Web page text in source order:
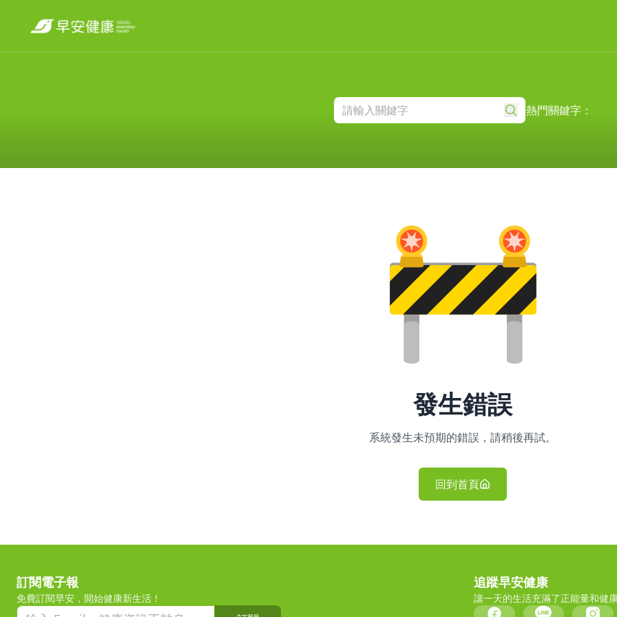
熱門關鍵字：
發生錯誤
系統發生未預期的錯誤，請稍後再試。
回到首頁
訂閱電子報
免費訂閱早安，開始健康新生活！
追蹤早安健康
讓一天的生活充滿了正能量和健